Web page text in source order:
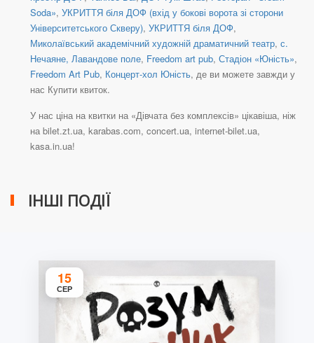
Soda», УКРИТТЯ біля ДОФ (вхід у бокові ворота зі сторони
Університетського Скверу), УКРИТТЯ біля ДОФ,
Миколаївський академічний художній драматичний театр, с.
Нечаяне, Лавандове поле, Freedom art pub, Стадіон «Юність»,
Freedom Art Pub, Концерт-хол Юність, де ви можете завжди у
нас Купити квиток.
У нас ціна на квитки на «Дівчата без комплексів» цікавіша, ніж
на bilet.zt.ua, karabas.com, concert.ua, internet-bilet.ua,
kasa.in.ua!
ІНШІ ПОДІЇ
15
СЕР